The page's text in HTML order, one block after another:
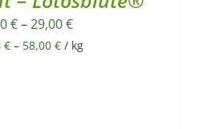
€–29,00€
€ – 58,00€ / kg